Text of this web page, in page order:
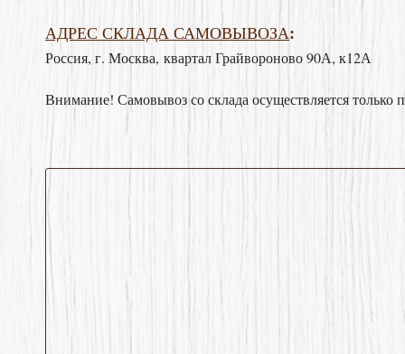
АДРЕС СКЛАДА САМОВЫВОЗА:
Россия, г. Москва, квартал Грайвороново 90А, к12А
Внимание! Самовывоз со склада осуществляется только